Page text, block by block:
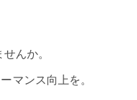
んか。
マンス向上を。